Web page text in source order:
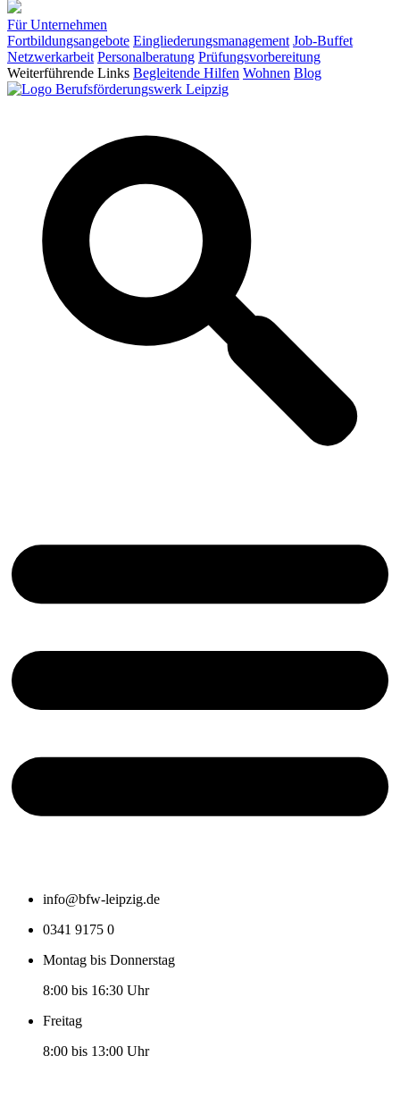
Für Unternehmen
Fortbildungsangebote Eingliederungsmanagement Job-Buffet
Netzwerkarbeit Personalberatung Prüfungsvorbereitung
Weiterführende Links Begleitende Hilfen Wohnen Blog
info@bfw-leipzig.de
0341 9175 0
Montag bis Donnerstag
8:00 bis 16:30 Uhr
Freitag
8:00 bis 13:00 Uhr